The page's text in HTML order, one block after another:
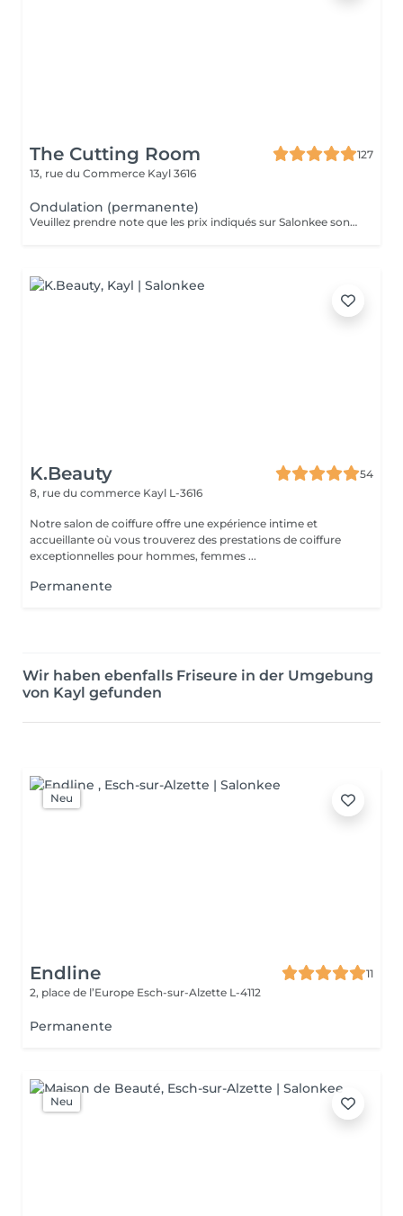
The Cutting Room
127
13, rue du Commerce Kayl 3616
Ondulation (permanente)
Veuillez prendre note que les prix indiqués sur Salonkee sont communiqués à titre informatif et s'entendent de base. Ces derniers sont susceptibles de varier selon le diagnostic réalisé à votre arrivée au salon et l'expertise du professionnel à qui vous confiez votre beauté. Dans tous les cas, un devis précis vous sera proposé et toutes réalisations de prestations seront effectuées avec votre accord. Un grand merci d'avance pour votre compréhension. Au plaisir de vous recevoir très vite.
K.Beauty
54
8, rue du commerce Kayl L-3616
Notre salon de coiffure offre une expérience intime et
accueillante où vous trouverez des prestations de coiffure
exceptionnelles pour hommes, femmes ...
Permanente
Wir haben ebenfalls Friseure in der Umgebung
von Kayl gefunden
Neu
Endline
11
2, place de l’Europe Esch-sur-Alzette L-4112
Permanente
Neu